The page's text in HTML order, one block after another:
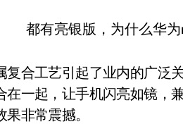
复合工艺引起了业内的广泛
在一起，让手机闪亮如镜，
非常震撼。